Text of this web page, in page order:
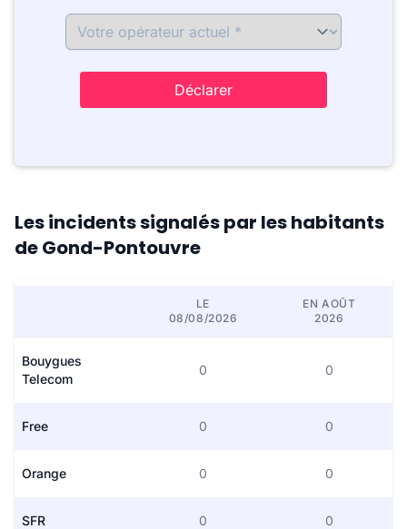
Déclarer
Les incidents signalés par les habitants
de Gond-Pontouvre
LE
08/08/2026
EN AOÛT
2026
Bouygues
Telecom
0 0
Free 0 0
Orange 0 0
SFR 0 0